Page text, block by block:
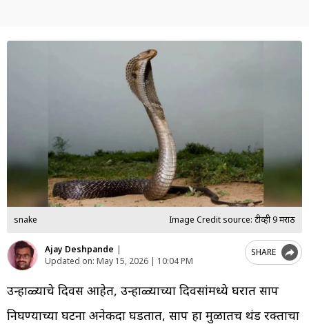
snake Image Credit source: टीव्ही 9 मराठी
Ajay Deshpande |
Updated on: May 15, 2026 | 10:04 PM
SHARE
उन्हाळ्याचे दिवस आहेत, उन्हाळ्याच्या दिवसांमध्ये घरात साप
निघण्याच्या घटना अनेकदा घडतात, साप हा मुळातच थंड रक्ताचा